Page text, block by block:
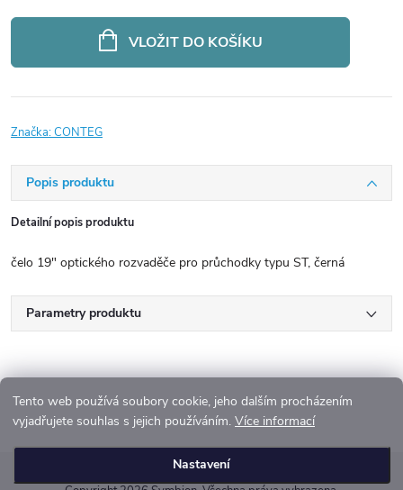
Tento web používá soubory cookie, jeho dalším procházením
vyjadřujete souhlas s jejich používáním. Více informací
Nastavení
VLOŽIT DO KOŠÍKU
Značka:CONTEG
Popis produktu
Detailní popis produktu
čelo 19" optického rozvaděče pro průchodky typu ST, černá
Parametry produktu